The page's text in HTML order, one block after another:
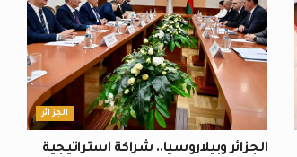
الجزائر
الجزائر وبيلاروسيا.. شراكة استراتيجية